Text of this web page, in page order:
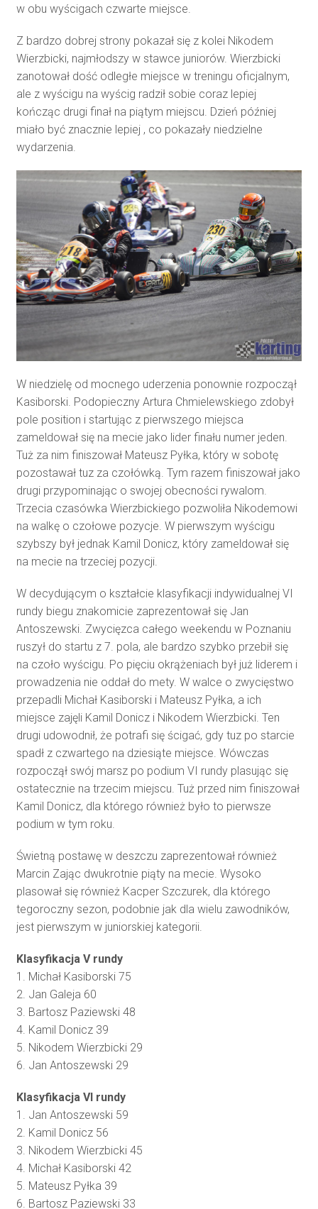
w obu wyścigach czwarte miejsce.
Z bardzo dobrej strony pokazał się z kolei Nikodem
Wierzbicki, najmłodszy w stawce juniorów. Wierzbicki
zanotował dość odległe miejsce w treningu oficjalnym,
ale z wyścigu na wyścig radził sobie coraz lepiej
kończąc drugi finał na piątym miejscu. Dzień później
miało być znacznie lepiej , co pokazały niedzielne
wydarzenia.
W niedzielę od mocnego uderzenia ponownie rozpoczął
Kasiborski. Podopieczny Artura Chmielewskiego zdobył
pole position i startując z pierwszego miejsca
zameldował się na mecie jako lider finału numer jeden.
Tuż za nim finiszował Mateusz Pyłka, który w sobotę
pozostawał tuz za czołówką. Tym razem finiszował jako
drugi przypominając o swojej obecności rywalom.
Trzecia czasówka Wierzbickiego pozwoliła Nikodemowi
na walkę o czołowe pozycje. W pierwszym wyścigu
szybszy był jednak Kamil Donicz, który zameldował się
na mecie na trzeciej pozycji.
W decydującym o kształcie klasyfikacji indywidualnej VI
rundy biegu znakomicie zaprezentował się Jan
Antoszewski. Zwycięzca całego weekendu w Poznaniu
ruszył do startu z 7. pola, ale bardzo szybko przebił się
na czoło wyścigu. Po pięciu okrążeniach był już liderem i
prowadzenia nie oddał do mety. W walce o zwycięstwo
przepadli Michał Kasiborski i Mateusz Pyłka, a ich
miejsce zajęli Kamil Donicz i Nikodem Wierzbicki. Ten
drugi udowodnił, że potrafi się ścigać, gdy tuz po starcie
spadł z czwartego na dziesiąte miejsce. Wówczas
rozpoczął swój marsz po podium VI rundy plasując się
ostatecznie na trzecim miejscu. Tuż przed nim finiszował
Kamil Donicz, dla którego również było to pierwsze
podium w tym roku.
Świetną postawę w deszczu zaprezentował również
Marcin Zając dwukrotnie piąty na mecie. Wysoko
plasował się również Kacper Szczurek, dla którego
tegoroczny sezon, podobnie jak dla wielu zawodników,
jest pierwszym w juniorskiej kategorii.
Klasyfikacja V rundy
1. Michał Kasiborski 75
2. Jan Galeja 60
3. Bartosz Paziewski 48
4. Kamil Donicz 39
5. Nikodem Wierzbicki 29
6. Jan Antoszewski 29
Klasyfikacja VI rundy
1. Jan Antoszewski 59
2. Kamil Donicz 56
3. Nikodem Wierzbicki 45
4. Michał Kasiborski 42
5. Mateusz Pyłka 39
6. Bartosz Paziewski 33